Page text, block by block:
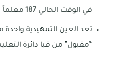
في الوقت الحالي 187 معلماً و6 معلمين مساعدين.
تعد العين التمهيدية
“مقبول” من قبا دائرة